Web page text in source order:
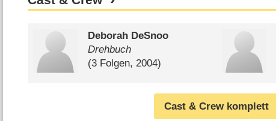
Deborah DeSnoo
Drehbuch
(3 Folgen, 2004)
Cast & Crew komplett